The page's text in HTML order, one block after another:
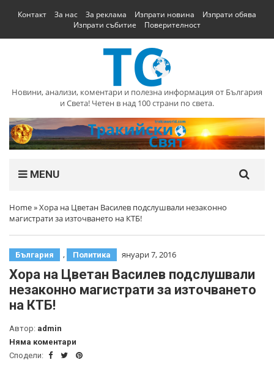
Контакт За нас За реклама Изпрати новина
Изпрати обява
Изпрати събитие
Поверителност
Новини, анализи, коментари и полезна информация от България
и Света! Четен в над 100 страни по света.
MENU
Home»Хора на Цветан Василев подслушвали незаконно
магистрати за източването на КТБ!
България , Политика януари 7, 2016
Хора на Цветан Василев подслушвали
незаконно магистрати за източването
на КТБ!
Автор: admin
Няма коментари
Сподели: